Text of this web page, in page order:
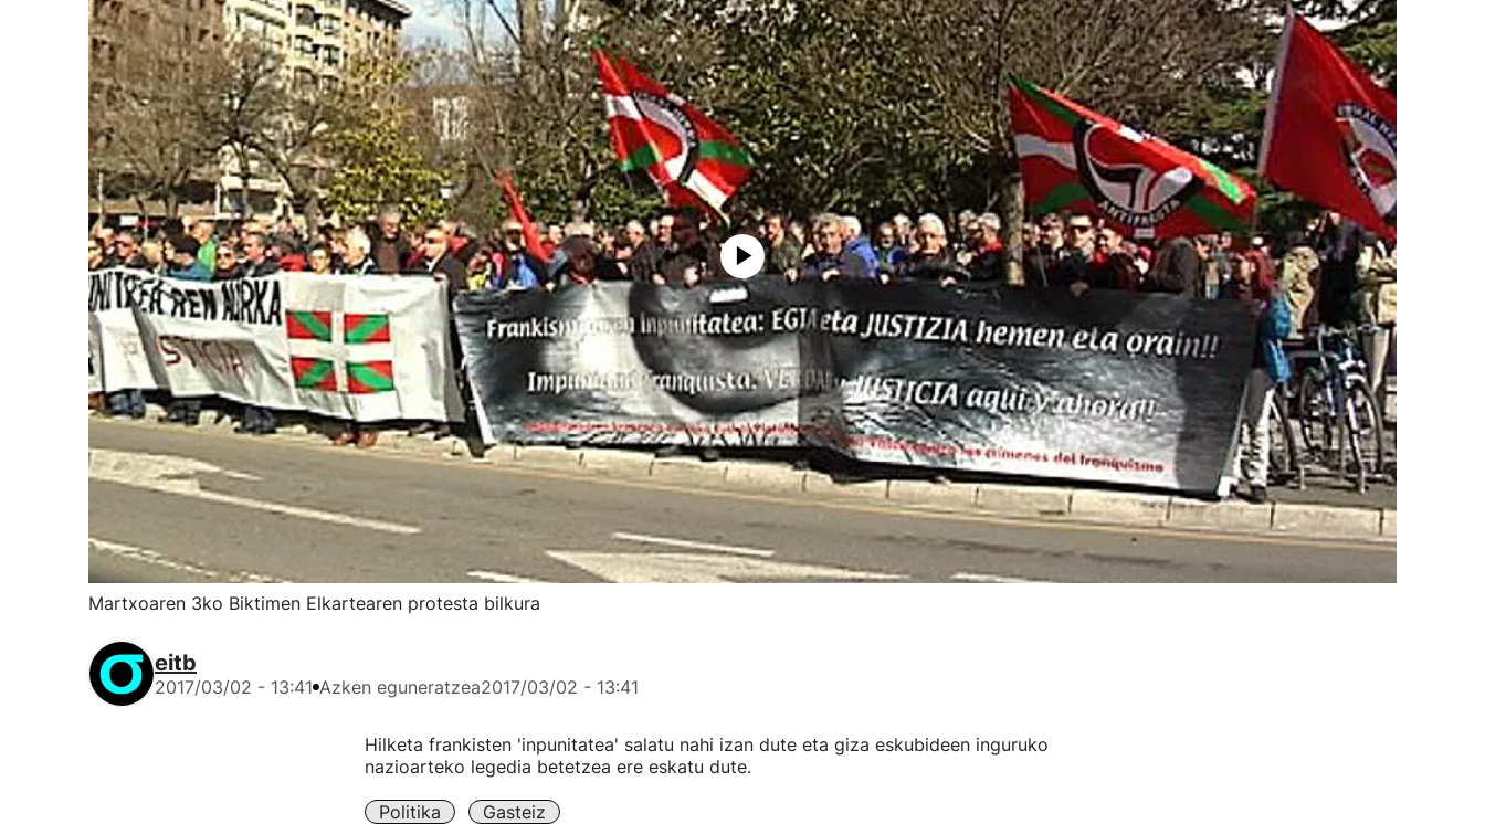
Martxoaren 3ko Biktimen Elkartearen protesta bilkura
eitb
2017/03/02 - 13:41 Azken eguneratzea2017/03/02 - 13:41
Hilketa frankisten 'inpunitatea' salatu nahi izan dute eta giza eskubideen inguruko
nazioarteko legedia betetzea ere eskatu dute.
Politika Gasteiz